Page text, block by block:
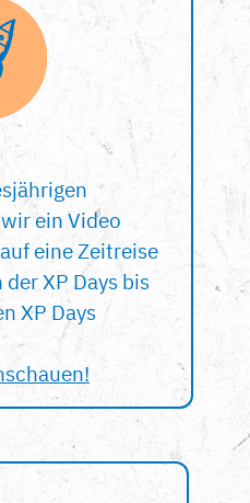
ein Video
eine Zeitreise
XP Days bis
XP Days